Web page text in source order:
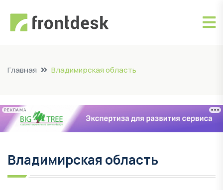
Главная Владимирская область
РЕКЛАМА
Владимирская область